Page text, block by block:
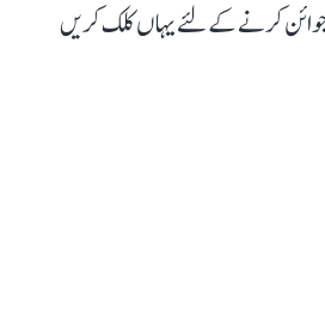
کرنے کے لئے یہاں کلک کریں